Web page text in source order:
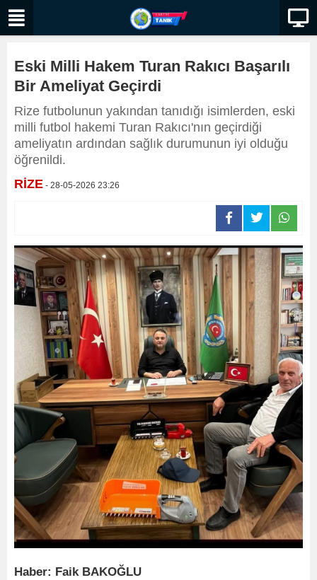
Eski Milli Hakem Turan Rakıcı Başarılı
Bir Ameliyat Geçirdi
Rize futbolunun yakından tanıdığı isimlerden, eski
milli futbol hakemi Turan Rakıcı'nın geçirdiği
ameliyatın ardından sağlık durumunun iyi olduğu
öğrenildi.
RİZE - 28-05-2026 23:26
Haber: Faik BAKOĞLU